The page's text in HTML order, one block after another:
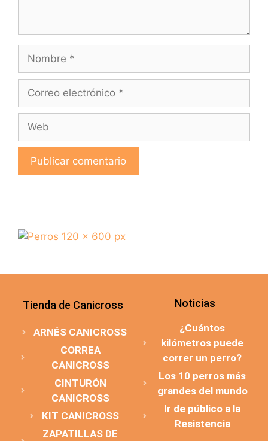
Tienda de Canicross
ARNÉS CANICROSS
CORREA
CANICROSS
CINTURÓN
CANICROSS
KIT CANICROSS
ZAPATILLAS DE
Noticias
¿Cuántos
kilómetros puede
correr un perro?
Los 10 perros más
grandes del mundo
Ir de público a la
Resistencia